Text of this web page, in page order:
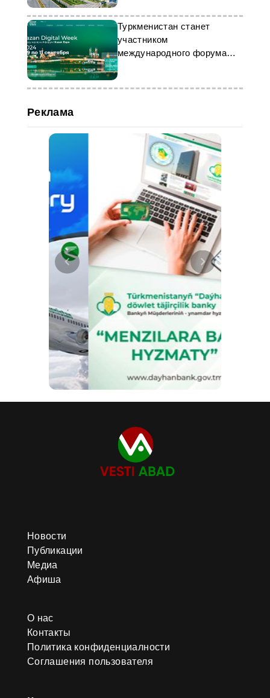
Туркменистан станет
участником
международного форума
Kazan Digital Week – 2024
Реклама
Новости
Публикации
Медиа
Афиша
О нас
Контакты
Политика конфиденциалности
Соглашения пользователя